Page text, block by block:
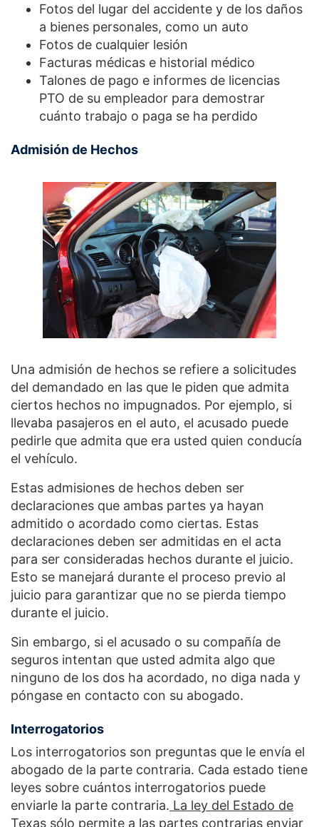
Fotos del lugar del accidente y de los daños
a bienes personales, como un auto
Fotos de cualquier lesión
Facturas médicas e historial médico
Talones de pago e informes de licencias
PTO de su empleador para demostrar
cuánto trabajo o paga se ha perdido
Admisión de Hechos
Una admisión de hechos se refiere a solicitudes
del demandado en las que le piden que admita
ciertos hechos no impugnados. Por ejemplo, si
llevaba pasajeros en el auto, el acusado puede
pedirle que admita que era usted quien conducía
el vehículo.
Estas admisiones de hechos deben ser
declaraciones que ambas partes ya hayan
admitido o acordado como ciertas. Estas
declaraciones deben ser admitidas en el acta
para ser consideradas hechos durante el juicio.
Esto se manejará durante el proceso previo al
juicio para garantizar que no se pierda tiempo
durante el juicio.
Sin embargo, si el acusado o su compañía de
seguros intentan que usted admita algo que
ninguno de los dos ha acordado, no diga nada y
póngase en contacto con su abogado.
Interrogatorios
Los interrogatorios son preguntas que le envía el
abogado de la parte contraria. Cada estado tiene
leyes sobre cuántos interrogatorios puede
enviarle la parte contraria. La ley del Estado de
Texas sólo permite a las partes contrarias enviar